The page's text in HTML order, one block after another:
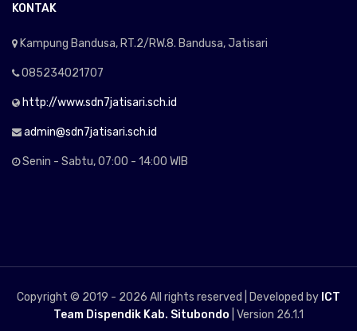
KONTAK
Kampung Bandusa, RT.2/RW.8. Bandusa, Jatisari
085234021707
http://www.sdn7jatisari.sch.id
admin@sdn7jatisari.sch.id
Senin - Sabtu, 07:00 - 14:00 WIB
Copyright © 2019 - 2026 All rights reserved | Developed by ICT
Team Dispendik Kab. Situbondo | Version 26.1.1